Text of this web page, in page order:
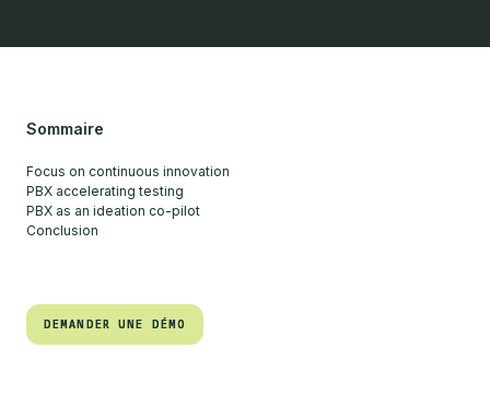
Sommaire
Focus on continuous innovation
PBX accelerating testing
PBX as an ideation co-pilot
Conclusion
DEMANDER UNE DÉMO
DEMANDER UNE DÉMO